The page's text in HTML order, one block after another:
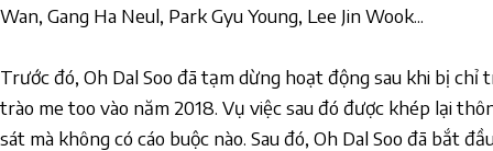
Wan, Gang Ha Neul, Park Gyu Young, Lee Jin Wook...
Trước đó, Oh Dal Soo đã tạm dừng hoạt động sau khi bị
trào me too vào năm 2018. Vụ việc sau đó được khép lại
sát mà không có cáo buộc nào. Sau đó, Oh Dal Soo đã bắt